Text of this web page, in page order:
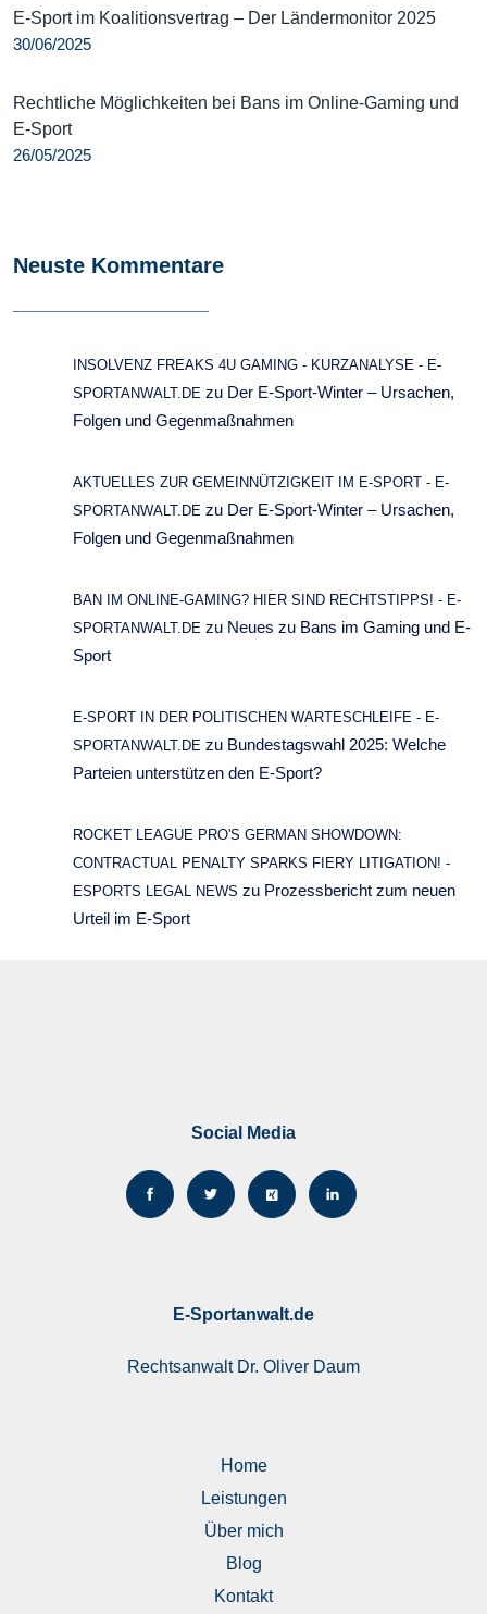
E-Sport im Koalitionsvertrag – Der Ländermonitor 2025
30/06/2025
Rechtliche Möglichkeiten bei Bans im Online-Gaming und
E-Sport
26/05/2025
Neuste Kommentare
INSOLVENZ FREAKS 4U GAMING - KURZANALYSE - E-
SPORTANWALT.DE zu Der E-Sport-Winter – Ursachen,
Folgen und Gegenmaßnahmen
AKTUELLES ZUR GEMEINNÜTZIGKEIT IM E-SPORT - E-
SPORTANWALT.DE zu Der E-Sport-Winter – Ursachen,
Folgen und Gegenmaßnahmen
BAN IM ONLINE-GAMING? HIER SIND RECHTSTIPPS! - E-
SPORTANWALT.DE zu Neues zu Bans im Gaming und E-
Sport
E-SPORT IN DER POLITISCHEN WARTESCHLEIFE - E-
SPORTANWALT.DE zu Bundestagswahl 2025: Welche
Parteien unterstützen den E-Sport?
ROCKET LEAGUE PRO'S GERMAN SHOWDOWN:
CONTRACTUAL PENALTY SPARKS FIERY LITIGATION! -
ESPORTS LEGAL NEWS zu Prozessbericht zum neuen
Urteil im E-Sport
Social Media
E-Sportanwalt.de
RechtsanwaltDr. Oliver Daum
Home
Leistungen
Über mich
Blog
Kontakt